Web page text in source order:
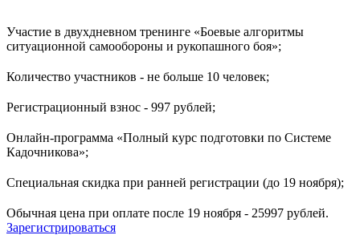
Участие в двухдневном тренинге «Боевые алгоритмы
ситуационной самообороны и рукопашного боя»;
Количество участников - не больше 10 человек;
Регистрационный взнос - 997 рублей;
Онлайн-программа «Полный курс подготовки по Системе
Кадочникова»;
Специальная скидка при ранней регистрации (до 19 ноября);
Обычная цена при оплате после 19 ноября - 25997 рублей.
Зарегистрироваться